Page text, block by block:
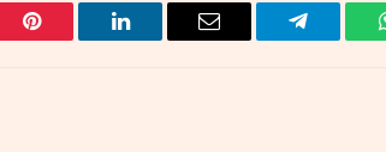
Pinterest LinkedIn Email Telegram